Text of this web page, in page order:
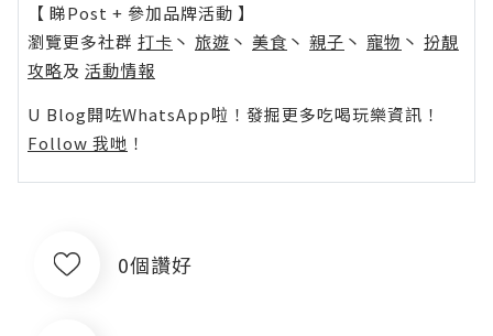
【 睇Post + 參加品牌活動 】
瀏覽更多社群 打卡 丶 旅遊 丶 美食 丶 親子 丶 寵物 丶 扮靚
攻略及 活動情報
U Blog開咗WhatsApp啦！發掘更多吃喝玩樂資訊！
Follow 我哋 ！
0個讚好